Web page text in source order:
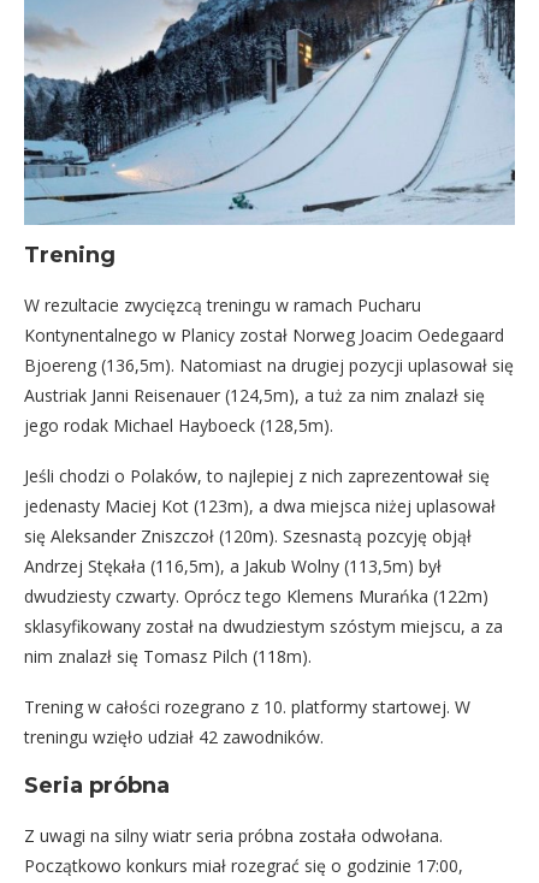
Trening
W rezultacie zwycięzcą treningu w ramach Pucharu
Kontynentalnego w Planicy został Norweg Joacim Oedegaard
Bjoereng (136,5m). Natomiast na drugiej pozycji uplasował się
Austriak Janni Reisenauer (124,5m), a tuż za nim znalazł się
jego rodak Michael Hayboeck (128,5m).
Jeśli chodzi o Polaków, to najlepiej z nich zaprezentował się
jedenasty Maciej Kot (123m), a dwa miejsca niżej uplasował
się Aleksander Zniszczoł (120m). Szesnastą pozcyję objął
Andrzej Stękała (116,5m), a Jakub Wolny (113,5m) był
dwudziesty czwarty. Oprócz tego Klemens Murańka (122m)
sklasyfikowany został na dwudziestym szóstym miejscu, a za
nim znalazł się Tomasz Pilch (118m).
Trening w całości rozegrano z 10. platformy startowej. W
treningu wzięło udział 42 zawodników.
Seria próbna
Z uwagi na silny wiatr seria próbna została odwołana.
Początkowo konkurs miał rozegrać się o godzinie 17:00,